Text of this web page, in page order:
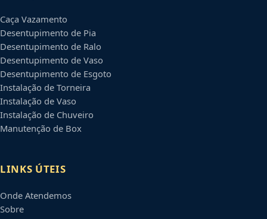
Caça Vazamento
Desentupimento de Pia
Desentupimento de Ralo
Desentupimento de Vaso
Desentupimento de Esgoto
Instalação de Torneira
Instalação de Vaso
Instalação de Chuveiro
Manutenção de Box
LINKS ÚTEIS
Onde Atendemos
Sobre